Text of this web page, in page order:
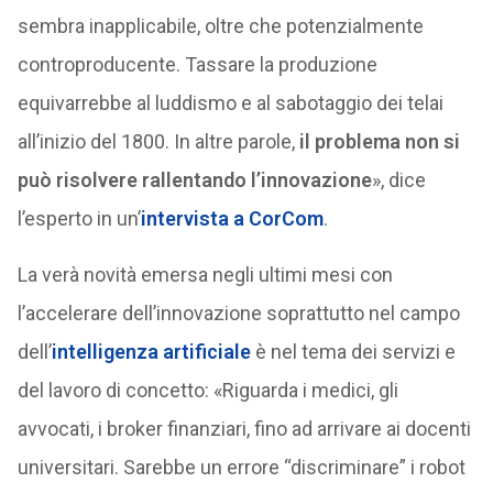
sembra inapplicabile, oltre che potenzialmente
controproducente. Tassare la produzione
equivarrebbe al luddismo e al sabotaggio dei telai
all’inizio del 1800. In altre parole, il problema non si
può risolvere rallentando l’innovazione», dice
l’esperto in un’intervista a CorCom.
La verà novità emersa negli ultimi mesi con
l’accelerare dell’innovazione soprattutto nel campo
dell’intelligenza artificialeè nel tema dei servizi e
del lavoro di concetto: «Riguarda i medici, gli
avvocati, i broker finanziari, fino ad arrivare ai docenti
universitari. Sarebbe un errore “discriminare” i robot